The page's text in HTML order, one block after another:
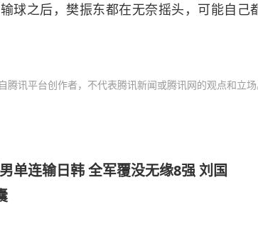
球之后，樊振东都在无奈摇头，可能自己
腾讯平台创作者，不代表腾讯新闻或腾讯网的观点和立场
单连输日韩 全军覆没无缘8强 刘国